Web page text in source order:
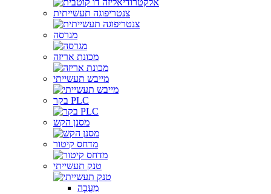
צנטריפוגה תעשייתית
מגרסה
מכונת אריזה
מייבש תעשייתי
בקר PLC
מסנן הקש
מדחס קיטור
טנק תעשייתי
מַעֲבֶה